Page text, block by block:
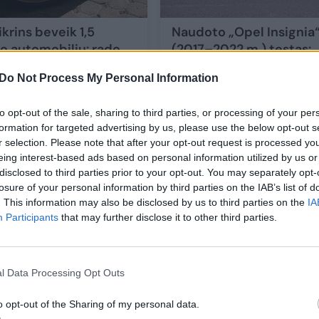
Do Not Process My Personal Information
opt-out of the sale, sharing to third parties, or processing of your
for targeted advertising by us, please use the below opt-out
selection. Please note that after your opt-out request is processed
interest-based ads based on personal information utilized by us
to third parties prior to your opt-out. You may separately
of your personal information by third parties on the IAB’s list of
This information may also be disclosed by us to third parties on the
Participants that may further disclose it to other third parties.
Data Processing Opt Outs
opt-out of the Sharing of my personal data.
beveik 1,5
automobilių: rado
2024-09-25
Naudoto „Opel Insignia“
(2017–2022 m.) testas:
prieinamą kainą
Auto 2024-08-30
29